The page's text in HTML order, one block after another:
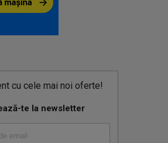
cu cele mai noi oferte!
te la newsletter